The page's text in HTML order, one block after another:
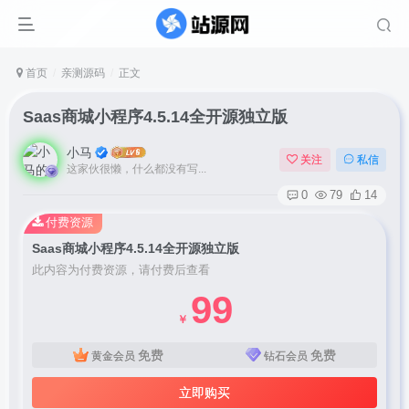
首页 亲测源码 正文
Saas商城小程序4.5.14全开源独立版
小马
这家伙很懒，什么都没有写...
关注 私信
0 79 14
Saas商城小程序4.5.14全开源独立版
此内容为付费资源，请付费后查看
￥ 99
黄金会员 免费 钻石会员 免费
立即购买
付费资源